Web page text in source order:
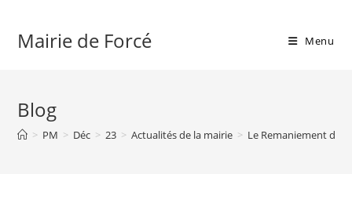
contentMairie de Forcé Menu
Blog
> PM > Déc > 23 > Actualités de la mairie > Le Remaniement du